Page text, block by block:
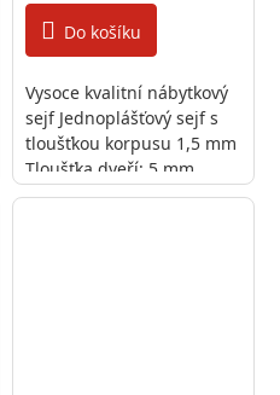
Do košíku
Vysoce kvalitní nábytkový
sejf Jednoplášťový sejf s
tloušťkou korpusu 1,5 mm
Tloušťka dveří: 5 mm
Elektronické nouzové